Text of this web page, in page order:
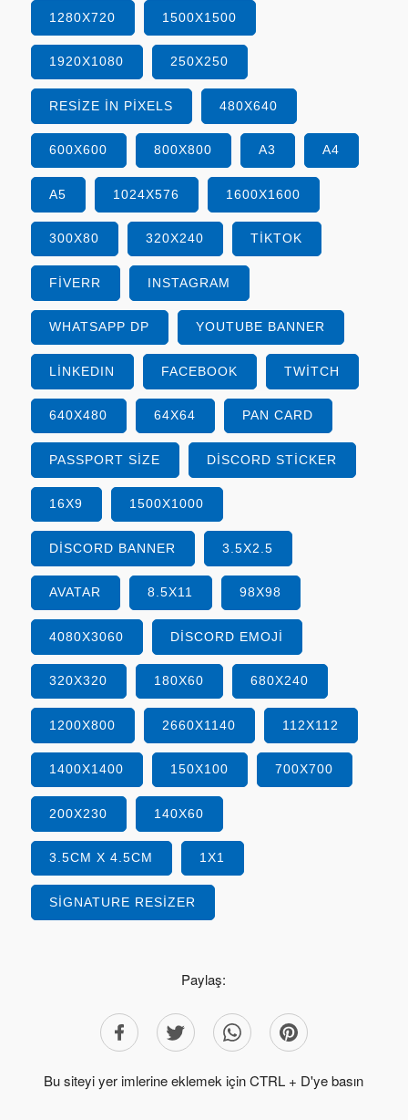
1280X720 1500X1500
1920X1080 250X250
RESIZE IN PIXELS 480X640
600X600 800X800 A3 A4
A5 1024X576 1600X1600
300X80 320X240 TIKTOK
FIVERR INSTAGRAM
WHATSAPP DP YOUTUBE BANNER
LINKEDIN FACEBOOK TWITCH
640X480 64X64 PAN CARD
PASSPORT SIZE DISCORD STICKER
16X9 1500X1000
DISCORD BANNER 3.5X2.5
AVATAR 8.5X11 98X98
4080X3060 DISCORD EMOJI
320X320 180X60 680X240
1200X800 2660X1140 112X112
1400X1400 150X100 700X700
200X230 140X60
3.5CM X 4.5CM 1X1
SIGNATURE RESIZER
Paylaş:
Bu siteyi yer imlerine eklemek için CTRL + D'ye basın